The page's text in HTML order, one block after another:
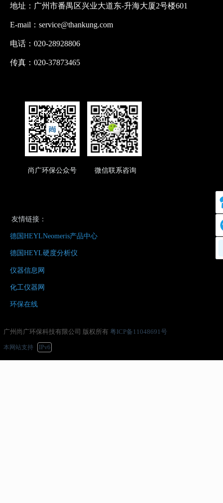
地址：广州市番禺区兴业大道东-升海大厦2号楼601
E-mail：service@thankung.com
电话：020-28928806
传真：020-37873465
尚广环保公众号 微信联系咨询
友情链接：
德国HEYLNeomeris产品中心
德国HEYL硬度分析仪
仪器信息网
化工仪器网
环保在线
广州尚广环保科技有限公司 版权所有粤ICP备11048691号
本网站支持 IPv6